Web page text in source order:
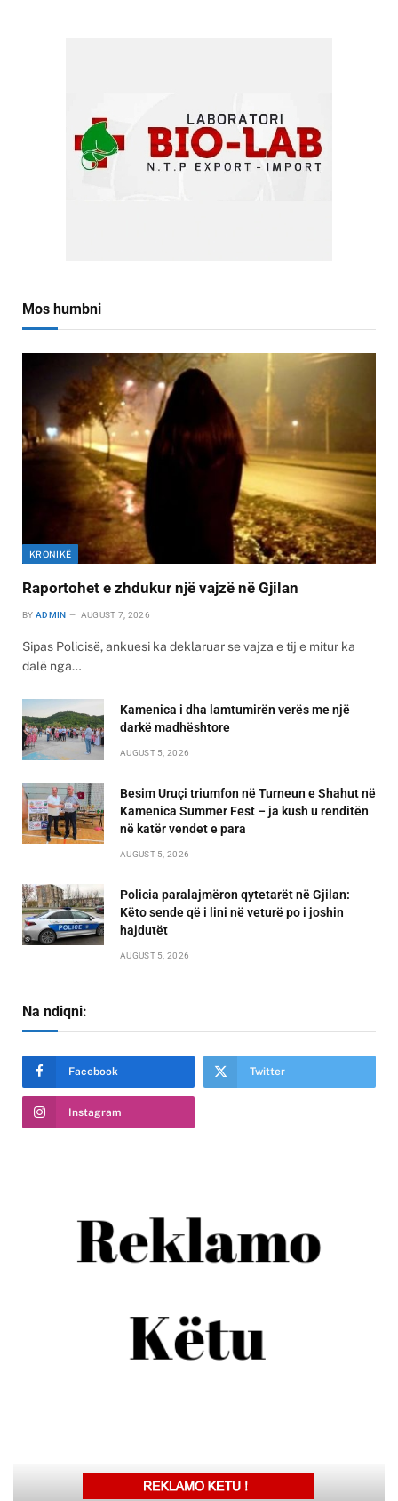
Mos humbni
KRONIKË
Raportohet e zhdukur një vajzë në Gjilan
BY ADMIN AUGUST 7, 2026
Sipas Policisë, ankuesi ka deklaruar se vajza e tij e mitur ka
dalë nga…
Kamenica i dha lamtumirën verës me një
darkë madhështore
AUGUST 5, 2026
Besim Uruçi triumfon në Turneun e Shahut në
Kamenica Summer Fest – ja kush u renditën
në katër vendet e para
AUGUST 5, 2026
Policia paralajmëron qytetarët në Gjilan:
Këto sende që i lini në veturë po i joshin
hajdutët
AUGUST 5, 2026
Na ndiqni:
Facebook Twitter
Instagram